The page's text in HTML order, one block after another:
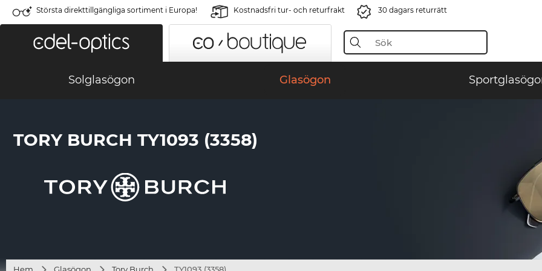
Största direkttillgängliga sortiment i Europa! Kostnadsfri tur- och returfrakt 30 dagars returrätt
Solglasögon Glasögon
TORY BURCH TY1093 (3358)